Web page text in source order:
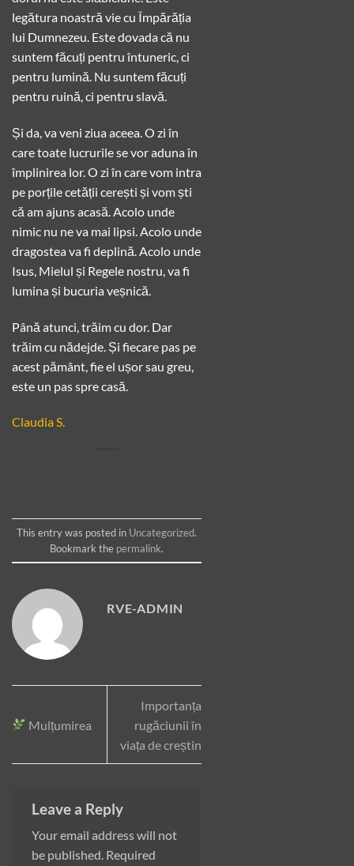
legătura noastră vie cu Împărăția
lui Dumnezeu. Este dovada că nu
suntem făcuți pentru întuneric, ci
pentru lumină. Nu suntem făcuți
pentru ruină, ci pentru slavă.
Și da, va veni ziua aceea. O zi în
care toate lucrurile se vor aduna în
împlinirea lor. O zi în care vom intra
pe porțile cetății cerești și vom ști
că am ajuns acasă. Acolo unde
nimic nu ne va mai lipsi. Acolo unde
dragostea va fi deplină. Acolo unde
Isus, Mielul și Regele nostru, va fi
lumina și bucuria veșnică.
Până atunci, trăim cu dor. Dar
trăim cu nădejde. Și fiecare pas pe
acest pământ, fie el ușor sau greu,
este un pas spre casă.
Claudia S.
This entry was posted in Uncategorized.
Bookmark the permalink.
RVE-ADMIN
Mulțumirea
Importanța
rugăciunii în
viața de creștin
Leave a Reply
Your email address will not
be published. Required